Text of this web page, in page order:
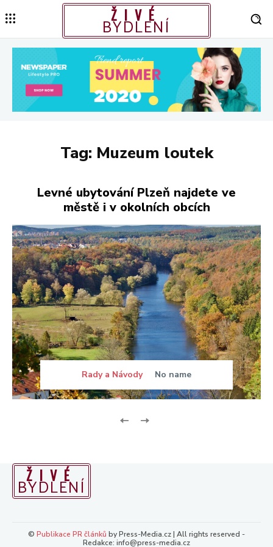
ŽIVÉ
BYDLENÍ
Tag: Muzeum loutek
Levné ubytování Plzeň najdete ve
městě i v okolních obcích
Rady a Návody No name
ŽIVÉ
BYDLENÍ
© Publikace PR článků by Press-Media.cz | All rights reserved -
Redakce: info@press-media.cz